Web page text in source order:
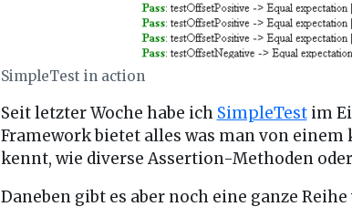
SimpleTest in action
Seit letzter Woche habe ich SimpleTestim
Framework bietet alles was man von
kennt, wie diverse Assertion-Methoden
Daneben gibt es aber noch eine ganze